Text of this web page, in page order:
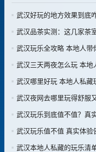
武汉好玩的地方效果到底
武汉品茶实测：这几家茶
武汉玩乐全攻略 本地人带
武汉三天两夜怎么玩 本地
武汉哪里好玩 本地人私藏
武汉夜网去哪里玩得舒服
武汉玩乐到底值不值？真
武汉玩乐值不值 真实体验
武汉本地人私藏的玩乐清